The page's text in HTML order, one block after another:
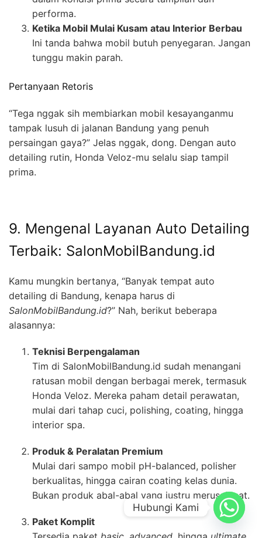
performa.
Ketika Mobil Mulai Kusam atau Interior Berbau
Ini tanda bahwa mobil butuh penyegaran. Jangan
tunggu makin parah.
Pertanyaan Retoris
“Tega nggak sih membiarkan mobil kesayanganmu
tampak lusuh di jalanan Bandung yang penuh
persaingan gaya?” Jelas nggak, dong. Dengan auto
detailing rutin, Honda Veloz-mu selalu siap tampil
prima.
9. Mengenal Layanan Auto Detailing
Terbaik: SalonMobilBandung.id
Kamu mungkin bertanya, “Banyak tempat auto
detailing di Bandung, kenapa harus di
SalonMobilBandung.id?” Nah, berikut beberapa
alasannya:
Teknisi Berpengalaman
Tim di SalonMobilBandung.id sudah menangani
ratusan mobil dengan berbagai merek, termasuk
Honda Veloz. Mereka paham detail perawatan,
mulai dari tahap cuci, polishing, coating, hingga
interior spa.
Produk & Peralatan Premium
Mulai dari sampo mobil pH-balanced, polisher
berkualitas, hingga cairan coating kelas dunia.
Bukan produk abal-abal yang justru merusak cat.
Paket Komplit
Hubungi Kami